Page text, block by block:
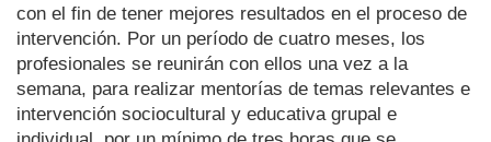
con el fin de tener mejores resultados en el proceso de
intervención. Por un período de cuatro meses, los
profesionales se reunirán con ellos una vez a la
semana, para realizar mentorías de temas relevantes e
intervención sociocultural y educativa grupal e